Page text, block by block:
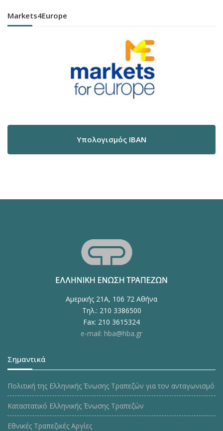
Markets4Europe
Υπολογισμός IBAN
Αμερικής 21Α, 106 72 Αθήνα
Τηλ.: 210 3386500
Fax: 210 3615324
e-mail: hba@hba.gr
Σημαντικά
Πολιτική της Ελληνικής Ένωσης Τραπεζών για τον ανταγωνισμό
Καταστατικό Ελληνικής Ένωσης Τραπεζών
Εθνικές Τραπεζικές Αργίες